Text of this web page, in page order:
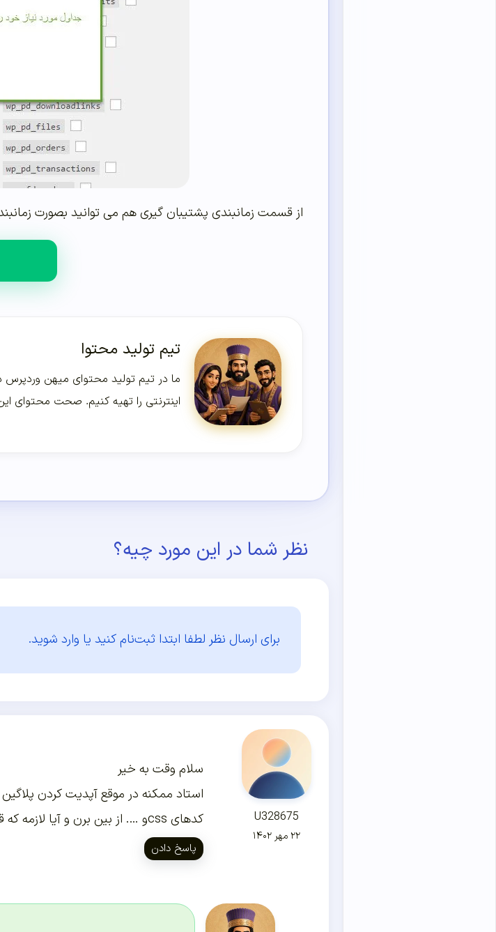
از قسمت زمانبندی پشتیبان گیری هم می توانید بصورت
تیم تولید محتوا
ما در تیم تولید محتوای میهن
اینترنتی را تهیه کنیم. صحت محتوای
نظر شما در این مورد چیه؟
برای ارسال نظر لطفا ابتدا ثبت‌نام کنید یا وارد شوید.
U328675
۲۲ مهر ۱۴۰۲
سلام وقت به خیر
استاد ممکنه در موقع آپدیت کردن
کدهای cssو …. از بین برن و آیا لازمه که قبل از هر گونه آپدیتی از فایلامون بک آپ بگیریم ؟
پاسخ دادن